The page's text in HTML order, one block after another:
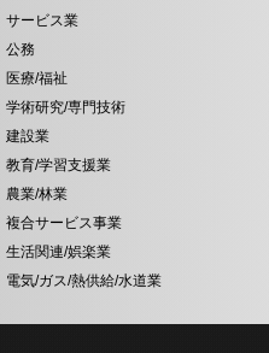
サービス業
公務
医療/福祉
学術研究/専門技術
建設業
教育/学習支援業
農業/林業
複合サービス事業
生活関連/娯楽業
電気/ガス/熱供給/水道業